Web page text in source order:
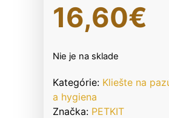
16,60€
Nie je na sklade
Kategórie: Kliešte na
a hygiena
Značka: PETKIT